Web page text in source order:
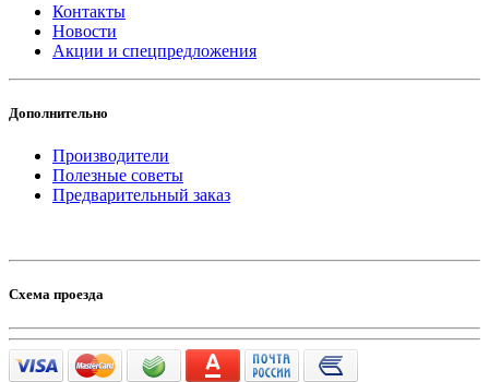
Контакты
Новости
Акции и спецпредложения
Дополнительно
Производители
Полезные советы
Предварительный заказ
Схема проезда